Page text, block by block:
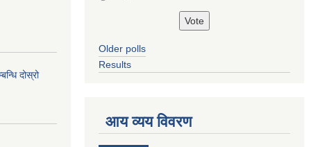
दोस्रो
Older polls
Results
आय व्यय विवरण